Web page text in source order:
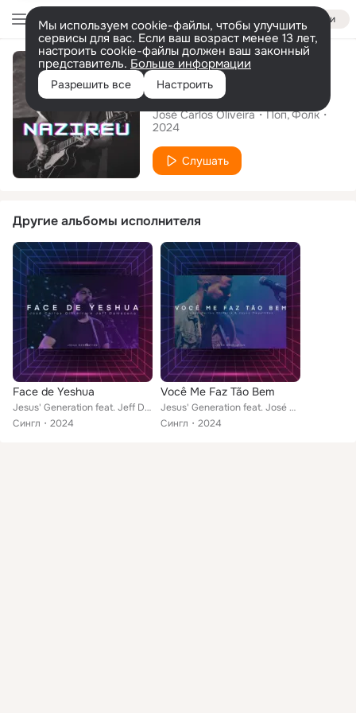
Войти
Мы используем cookie-файлы, чтобы улучшить
сервисы для вас. Если ваш возраст менее 13 лет,
настроить cookie-файлы должен ваш законный
представитель. Больше информации
Разрешить все Настроить
Сингл
Nazireu
José Carlos Oliveira Поп Фолк
2024
Слушать
Другие альбомы исполнителя
Face de Yeshua
Jesus' Generation feat. Jeff Damaceno, José Carlos Oliveira
Сингл
2024
Você Me Faz Tão Bem
Jesus' Generation feat. José Carlos Oliveira, Joyce Magalhães
Сингл
2024